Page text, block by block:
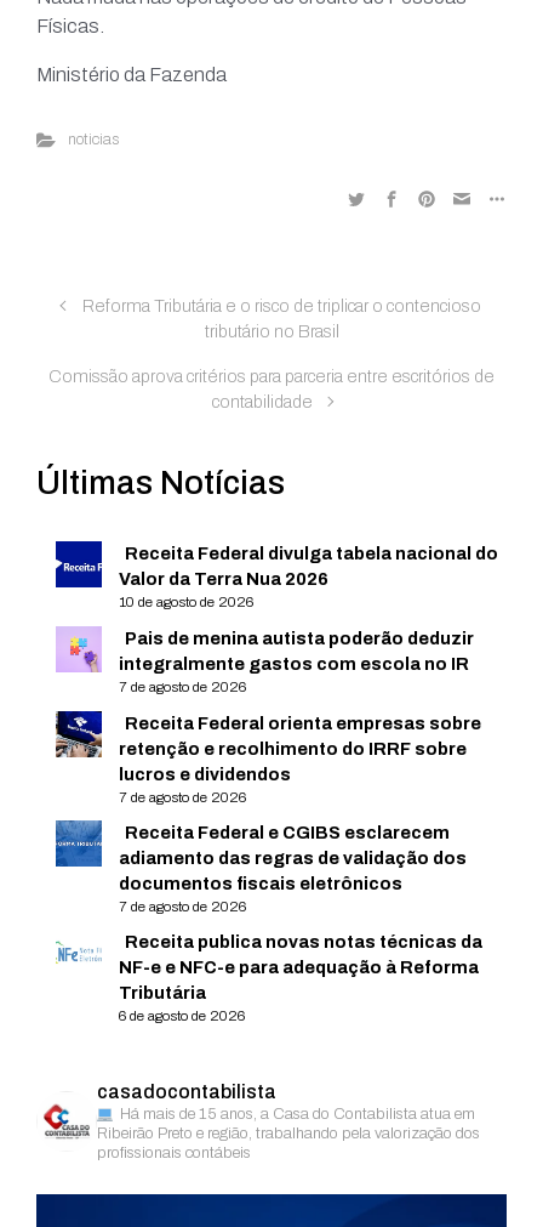
Físicas.
Ministério da Fazenda
noticias
Reforma Tributária e o risco de triplicar o contencioso
tributário no Brasil
Comissão aprova critérios para parceria entre escritórios de
contabilidade
Últimas Notícias
Receita Federal divulga tabela nacional do
Valor da Terra Nua 2026
10 de agosto de 2026
Pais de menina autista poderão deduzir
integralmente gastos com escola no IR
7 de agosto de 2026
Receita Federal orienta empresas sobre
retenção e recolhimento do IRRF sobre
lucros e dividendos
7 de agosto de 2026
Receita Federal e CGIBS esclarecem
adiamento das regras de validação dos
documentos fiscais eletrônicos
7 de agosto de 2026
Receita publica novas notas técnicas da
NF-e e NFC-e para adequação à Reforma
Tributária
6 de agosto de 2026
casadocontabilista
Há mais de 15 anos, a Casa do Contabilista atua em
Ribeirão Preto e região, trabalhando pela valorização dos
profissionais contábeis